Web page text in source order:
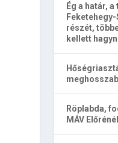
Ég a határ,
részét,
kellett
Röplabda,
MÁV